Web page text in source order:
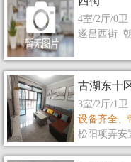
4室/2厅/0
遂昌西街
古湖东十
3室/2厅/1
设备齐全、
松阳项弄